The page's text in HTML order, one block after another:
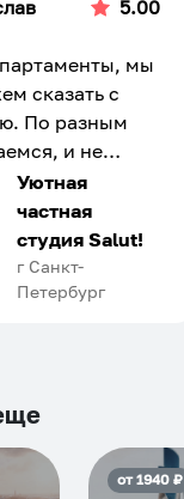
5.00
мы
сказать с
По разным
и не
Сервис на
Хозяин
доброй души
можно
подскажет
Уютная
частная
студия Salut!
г Санкт-
Петербург
от1940₽